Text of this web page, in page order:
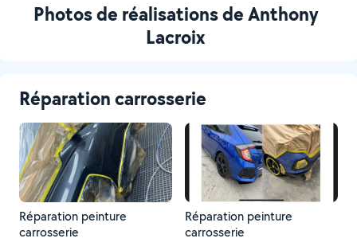
Photos de réalisations de Anthony
Lacroix
Réparation carrosserie
Réparation peinture
carrosserie
Réparation peinture
carrosserie